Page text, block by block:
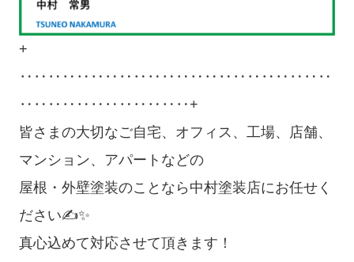
+
‥‥‥‥‥‥‥‥‥‥‥‥‥‥‥‥‥‥‥‥‥‥
‥‥‥‥‥‥‥‥‥‥‥‥+
皆さまの大切なご自宅、オフィス、工場、店舗、
マンション、アパートなどの
屋根・外壁塗装のことなら中村塗装店にお任せく
ださい✍✨
真心込めて対応させて頂きます！